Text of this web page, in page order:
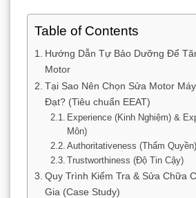
Table of Contents
Hướng Dẫn Tự Bảo Dưỡng Để
Motor
Tại Sao Nên Chọn Sửa Motor
Đạt? (Tiêu chuẩn EEAT)
Experience (Kinh Nghiệm) &
Môn)
Authoritativeness (Thẩm Quyền)
Trustworthiness (Độ Tin Cậy)
Quy Trình Kiểm Tra & Sửa Chữa
Gia (Case Study)